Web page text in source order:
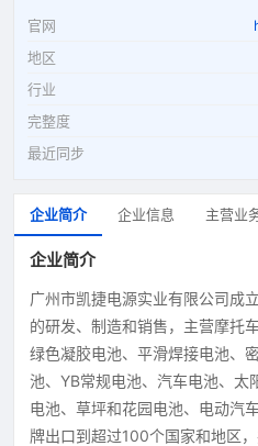
官网
地区
行业
完整度
最近同步
企业简介 企业信息 主营业
企业简介
广州市凯捷电源实业有限公司成
的研发、制造和销售，主营摩托
绿色凝胶电池、平滑焊接电池、
池、YB常规电池、汽车电池、太
电池、草坪和花园电池、电动汽
牌出口到超过100个国家和地区